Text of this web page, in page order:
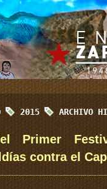
2015 ARCHIVO
Primer
contra el